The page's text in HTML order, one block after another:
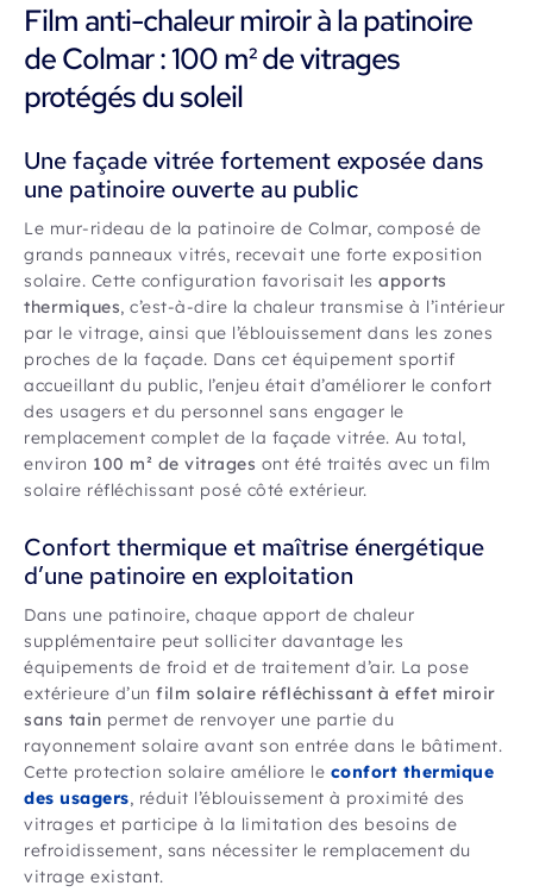
Film anti-chaleur miroir à la patinoire
de Colmar : 100 m² de vitrages
protégés du soleil
Une façade vitrée fortement exposée dans
une patinoire ouverte au public
Le mur-rideau de la patinoire de Colmar, composé de
grands panneaux vitrés, recevait une forte exposition
solaire. Cette configuration favorisait les apports
thermiques, c’est-à-dire la chaleur transmise à l’intérieur
par le vitrage, ainsi que l’éblouissement dans les zones
proches de la façade. Dans cet équipement sportif
accueillant du public, l’enjeu était d’améliorer le confort
des usagers et du personnel sans engager le
remplacement complet de la façade vitrée. Au total,
environ 100 m² de vitrages ont été traités avec un film
solaire réfléchissant posé côté extérieur.
Confort thermique et maîtrise énergétique
d’une patinoire en exploitation
Dans une patinoire, chaque apport de chaleur
supplémentaire peut solliciter davantage les
équipements de froid et de traitement d’air. La pose
extérieure d’un film solaire réfléchissant à effet miroir
sans tain permet de renvoyer une partie du
rayonnement solaire avant son entrée dans le bâtiment.
Cette protection solaire améliore le confort thermique
des usagers, réduit l’éblouissement à proximité des
vitrages et participe à la limitation des besoins de
refroidissement, sans nécessiter le remplacement du
vitrage existant.